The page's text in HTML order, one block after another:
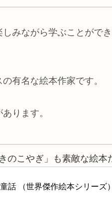
みながら学ぶことがで
有名な絵本作家です。
ります。
のこやぎ」も素敵な絵本
話 （世界傑作絵本シリーズ